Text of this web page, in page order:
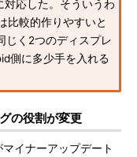
対応した。そういうわ
比較的作りやすいと
じく2つのディスプレ
側に多少手を入れる
の役割が変更
イナーアップデート